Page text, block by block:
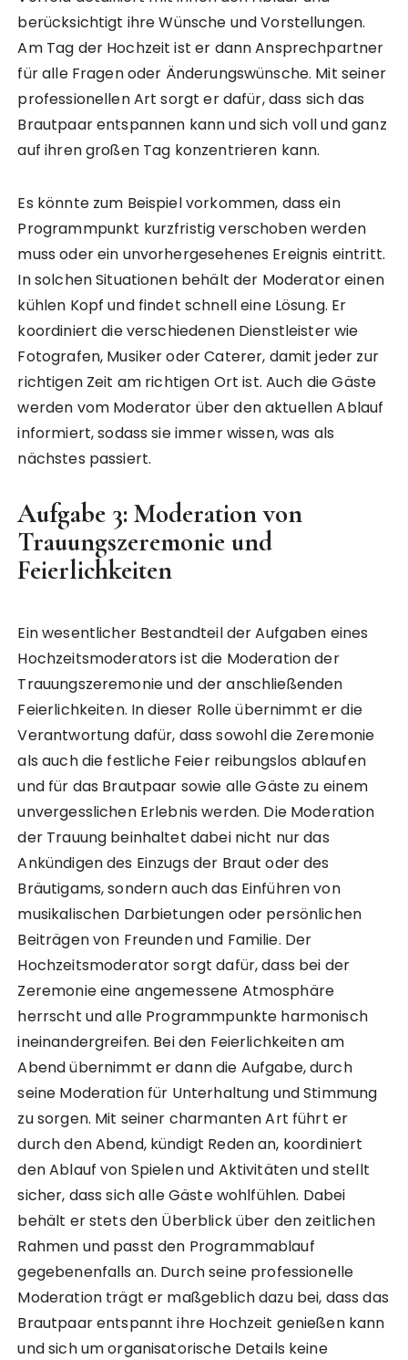
berücksichtigt ihre Wünsche und Vorstellungen.
Am Tag der Hochzeit ist er dann Ansprechpartner
für alle Fragen oder Änderungswünsche. Mit seiner
professionellen Art sorgt er dafür, dass sich das
Brautpaar entspannen kann und sich voll und ganz
auf ihren großen Tag konzentrieren kann.
Es könnte zum Beispiel vorkommen, dass ein
Programmpunkt kurzfristig verschoben werden
muss oder ein unvorhergesehenes Ereignis eintritt.
In solchen Situationen behält der Moderator einen
kühlen Kopf und findet schnell eine Lösung. Er
koordiniert die verschiedenen Dienstleister wie
Fotografen, Musiker oder Caterer, damit jeder zur
richtigen Zeit am richtigen Ort ist. Auch die Gäste
werden vom Moderator über den aktuellen Ablauf
informiert, sodass sie immer wissen, was als
nächstes passiert.
Aufgabe 3: Moderation von
Trauungszeremonie und
Feierlichkeiten
Ein wesentlicher Bestandteil der Aufgaben eines
Hochzeitsmoderators ist die Moderation der
Trauungszeremonie und der anschließenden
Feierlichkeiten. In dieser Rolle übernimmt er die
Verantwortung dafür, dass sowohl die Zeremonie
als auch die festliche Feier reibungslos ablaufen
und für das Brautpaar sowie alle Gäste zu einem
unvergesslichen Erlebnis werden. Die Moderation
der Trauung beinhaltet dabei nicht nur das
Ankündigen des Einzugs der Braut oder des
Bräutigams, sondern auch das Einführen von
musikalischen Darbietungen oder persönlichen
Beiträgen von Freunden und Familie. Der
Hochzeitsmoderator sorgt dafür, dass bei der
Zeremonie eine angemessene Atmosphäre
herrscht und alle Programmpunkte harmonisch
ineinandergreifen. Bei den Feierlichkeiten am
Abend übernimmt er dann die Aufgabe, durch
seine Moderation für Unterhaltung und Stimmung
zu sorgen. Mit seiner charmanten Art führt er
durch den Abend, kündigt Reden an, koordiniert
den Ablauf von Spielen und Aktivitäten und stellt
sicher, dass sich alle Gäste wohlfühlen. Dabei
behält er stets den Überblick über den zeitlichen
Rahmen und passt den Programmablauf
gegebenenfalls an. Durch seine professionelle
Moderation trägt er maßgeblich dazu bei, dass das
Brautpaar entspannt ihre Hochzeit genießen kann
und sich um organisatorische Details keine